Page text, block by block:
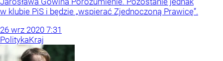
w klubie PiS i będzie „wspierać Zjednoczoną Prawicę”.
26 wrz 2020 7:31
PolitykaKraj